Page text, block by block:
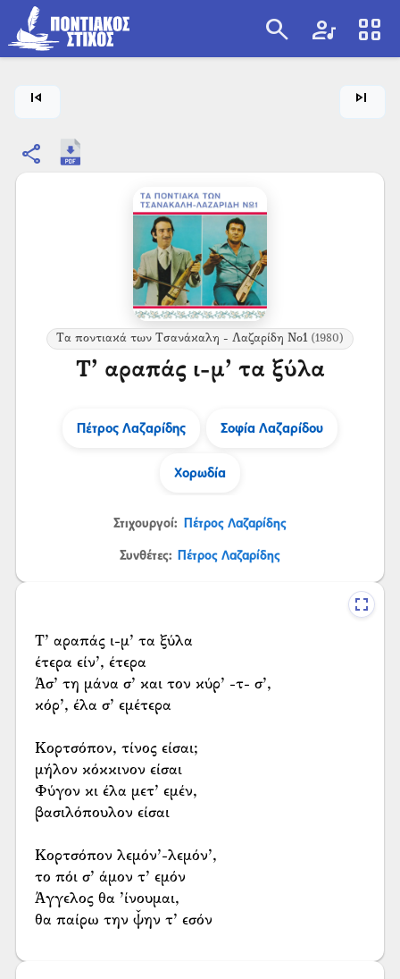
search artist view_cozy
skip_previous skip_next
share
Τα ποντιακά των Τσανάκαλη - Λαζαρίδη Νο1 (1980)
Τ’ αραπάς ι-μ’ τα ξύλα
Πέτρος Λαζαρίδης Σοφία Λαζαρίδου
Χορωδία
Στιχουργοί: Πέτρος Λαζαρίδης
Συνθέτες: Πέτρος Λαζαρίδης
Τ’ αραπάς ι-μ’ τα ξύλα
έτερα είν’, έτερα
Άσ’ τη μάνα σ’ και τον κύρ’ -τ- σ’,
κόρ’, έλα σ’ εμέτερα
Κορτσόπον, τίνος είσαι;
μήλον κόκκινον είσαι
Φύγον κι έλα μετ’ εμέν,
βασιλόπουλον είσαι
Κορτσόπον λεμόν’-λεμόν’,
το πόι σ’ άμον τ’ εμόν
Άγγελος θα ’ίνουμαι,
θα παίρω την ψ̌ην τ’ εσόν